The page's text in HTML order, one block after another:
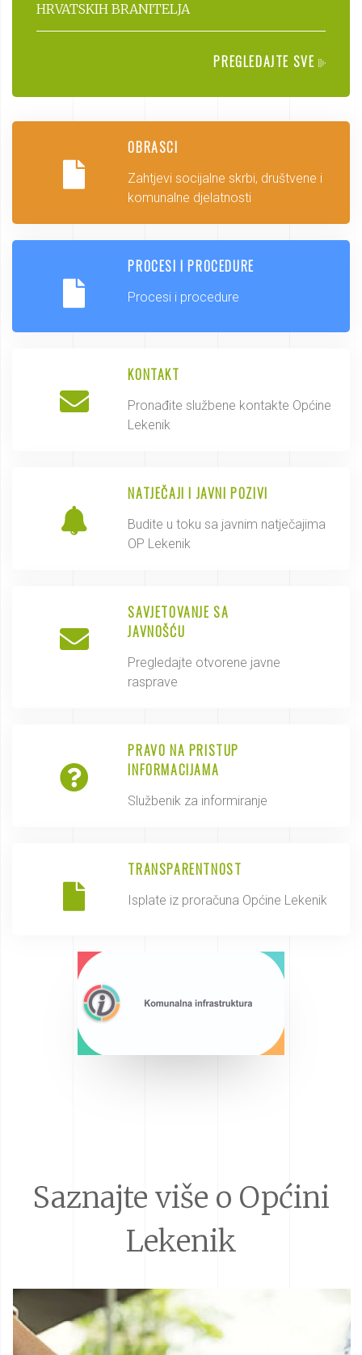
HRVATSKIH BRANITELJA
PREGLEDAJTE SVE
OBRASCI
Zahtjevi socijalne skrbi, društvene i
komunalne djelatnosti
PROCESI I PROCEDURE
Procesi i procedure
KONTAKT
Pronađite službene kontakte Općine
Lekenik
NATJEČAJI I JAVNI POZIVI
Budite u toku sa javnim natječajima
OP Lekenik
SAVJETOVANJE SA
JAVNOŠĆU
Pregledajte otvorene javne
rasprave
PRAVO NA PRISTUP
INFORMACIJAMA
Službenik za informiranje
TRANSPARENTNOST
Isplate iz proračuna Općine Lekenik
Saznajte više o Općini
Lekenik